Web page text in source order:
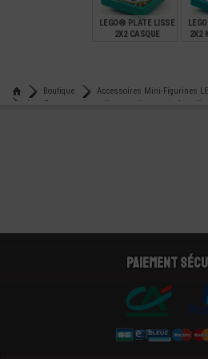
LEGO® PLATE LISSE
2X2 CASQUE
2X2
Boutique
Accessoires Mini-Figurines
Lego® accessoire radio-cassette - poste de radio
Paiement